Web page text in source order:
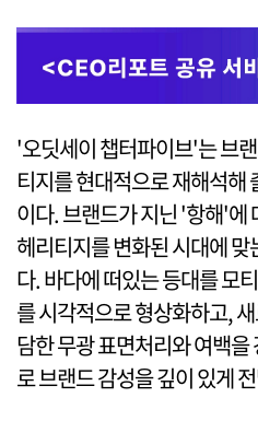
'오딧세이 챕터파이브'는 브
티지를 현대적으로 재해석해
이다. 브랜드가 지닌 '항해'에
헤리티지를 변화된 시대에
다. 바다에 떠있는 등대를 모
를 시각적으로 형상화하고,
담한 무광 표면처리와 여백
로 브랜드 감성을 깊이 있게